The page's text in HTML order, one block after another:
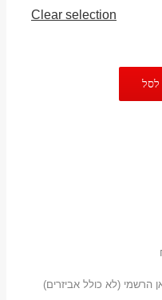
Clear selection
לסל
הרשמי (לא כולל אביזרים)